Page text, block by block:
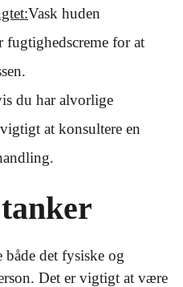
Vask huden
for at
du har alvorlige
at konsultere en
det fysiske og
Det er vigtigt at være